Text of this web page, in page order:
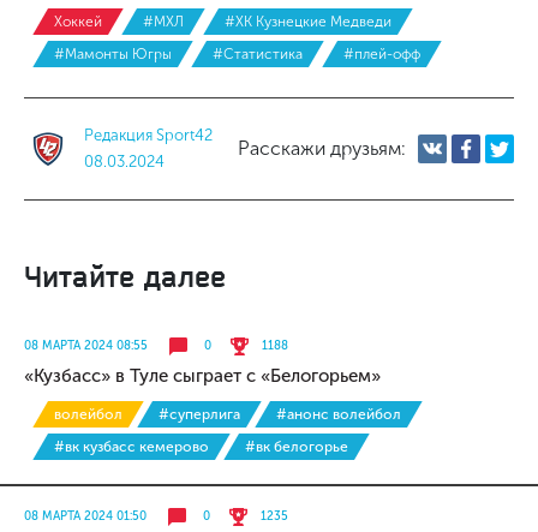
Хоккей #МХЛ
#ХК Кузнецкие Медведи
#Мамонты Югры
#Статистика #плей-офф
Редакция Sport42
08.03.2024
Расскажи друзьям:
Читайте далее
08 МАРТА 2024 08:55 0 1188
«Кузбасс» в Туле сыграет с «Белогорьем»
волейбол #суперлига
#анонс волейбол
#вк кузбасс кемерово
#вк белогорье
08 МАРТА 2024 01:50 0 1235